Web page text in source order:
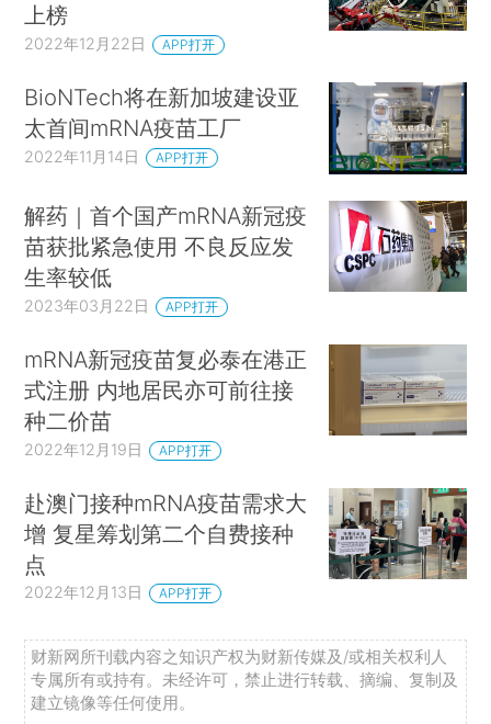
上榜
2022年12月22日 APP打开
BioNTech将在新加坡建设亚
太首间mRNA疫苗工厂
2022年11月14日 APP打开
解药｜首个国产mRNA新冠疫
苗获批紧急使用 不良反应发
生率较低
2023年03月22日 APP打开
mRNA新冠疫苗复必泰在港正
式注册 内地居民亦可前往接
种二价苗
2022年12月19日 APP打开
赴澳门接种mRNA疫苗需求大
增 复星筹划第二个自费接种
点
2022年12月13日 APP打开
财新网所刊载内容之知识产权为财新传媒及/或相关权利人
专属所有或持有。未经许可，禁止进行转载、摘编、复制及
建立镜像等任何使用。